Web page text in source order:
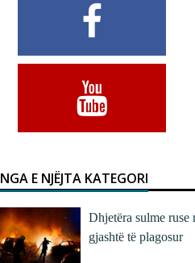
NGA E NJËJTA KATEGORI
Dhjetëra sulme
gjashtë të plagosur